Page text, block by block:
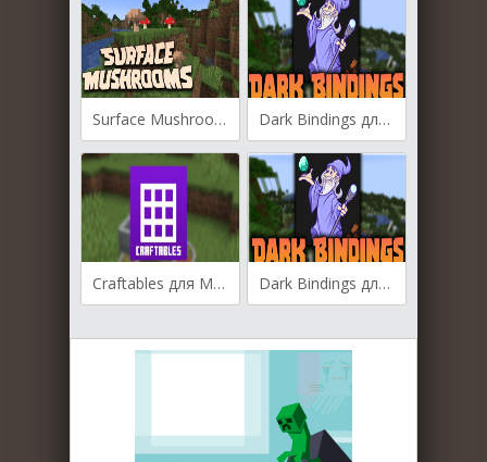
Surface Mushrooms для Майнкрафт [1.21.3, 1.21.1, 1.21] Dark Bindings для Майнкрафт [1.21.3, 1.21.1, 1.21]
Craftables для Майнкрафт [1.21.1, 1.21] Dark Bindings для Майнкрафт [1.20.1, 1.20, 1.19.4]